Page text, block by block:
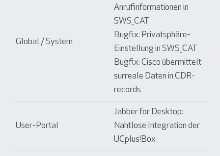
Global / System
Anrufinformationen in
SWS_CAT
Bugfix: Privatsphäre-
Einstellung in SWS_CAT
Bugfix: Cisco übermittelt
surreale Daten in CDR-
records
User-Portal
Jabber for Desktop:
Nahtlose Integration der
UCplus!Box